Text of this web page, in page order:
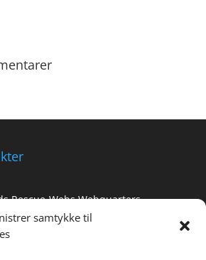
samtykke til
Rescue-Webs Webquarters
til håndkontrol 2×2 m.
med 4 Dele